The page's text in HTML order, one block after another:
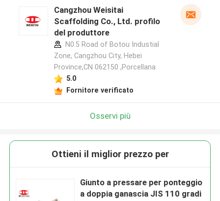
Cangzhou Weisitai
Scaffolding Co., Ltd. profilo
del produttore
N0.5 Road of Botou Industial
Zone, Cangzhou City, Hebei
Province,CN 062150 ,Porcellana
5.0
Fornitore verificato
Osservi più
Ottieni il miglior prezzo per
Giunto a pressare per ponteggio
a doppia ganascia JIS 110 gradi